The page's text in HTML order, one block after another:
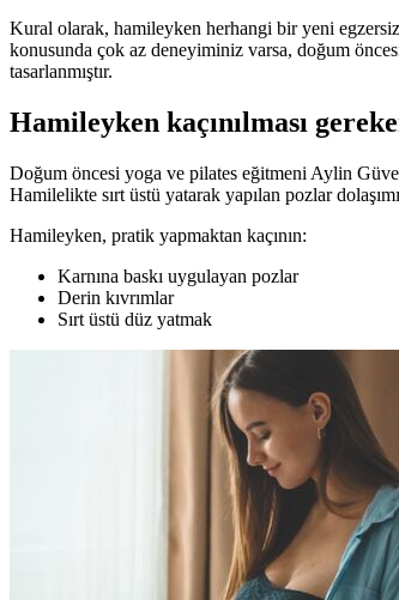
Kural olarak, hamileyken herhangi bir yeni
konusunda çok az deneyiminiz varsa, doğum
tasarlanmıştır.
Hamileyken kaçınılması
Doğum öncesi yoga ve pilates eğitmeni Aylin
Hamilelikte sırt üstü yatarak yapılan pozlar
Hamileyken, pratik yapmaktan kaçının:
Karnına baskı uygulayan pozlar
Derin kıvrımlar
Sırt üstü düz yatmak